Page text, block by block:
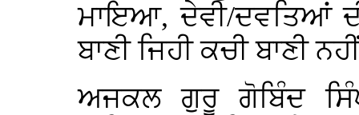
ਮਾਇਆ, ਦੇਵੀ/ਦਵਤਿਆਂ
ਬਾਣੀ ਜਿਹੀ ਕਚੀ ਬਾਣੀ
ਅਜਕਲ ਗੁਰੂ ਗੋਬਿੰਦ